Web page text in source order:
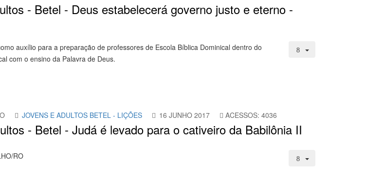
- Betel - Deus estabelecerá governo justo e eterno -
auxílio para a preparação de professores de Escola Bíblica Dominical dentro do
com o ensino da Palavra de Deus.
JOVENS E ADULTOS BETEL - LIÇÕES 16 JUNHO 2017 ACESSOS: 4036
- Betel - Judá é levado para o cativeiro da Babilônia II
RO